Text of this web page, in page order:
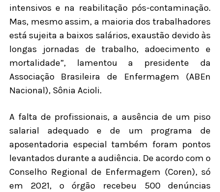
intensivos e na reabilitação pós-contaminação.
Mas, mesmo assim, a maioria dos trabalhadores
está sujeita a baixos salários, exaustão devido às
longas jornadas de trabalho, adoecimento e
mortalidade”, lamentou a presidente da
Associação Brasileira de Enfermagem (ABEn
Nacional), Sônia Acioli.
A falta de profissionais, a ausência de um piso
salarial adequado e de um programa de
aposentadoria especial também foram pontos
levantados durante a audiência. De acordo com o
Conselho Regional de Enfermagem (Coren), só
em 2021, o órgão recebeu 500 denúncias